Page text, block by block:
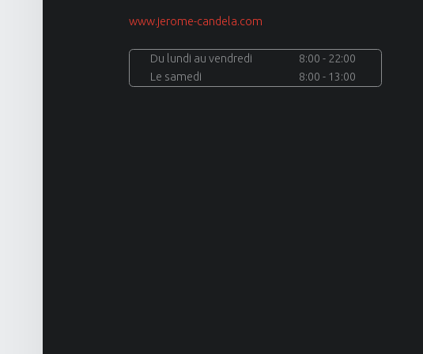
www.jerome-candela.com
Du lundi au vendredi
8:00 - 22:00
Le samedi
8:00 - 13:00